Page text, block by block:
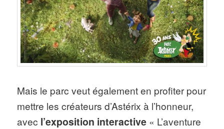
Mais le parc veut également en profiter pour
mettre les créateurs d’Astérix à l’honneur,
avec l’exposition interactive « L’aventure